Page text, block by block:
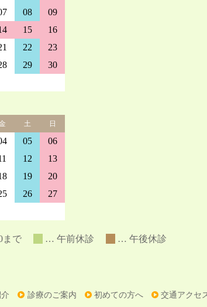
08
09
15
16
22
23
29
30
土 日
05
06
12
13
19
20
26
27
まで … 午前休診
… 午後休診
診療のご案内 初めての方へ 交通アクセ